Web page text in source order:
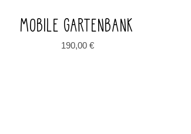
MOBILE GARTENBANK
190,00 €